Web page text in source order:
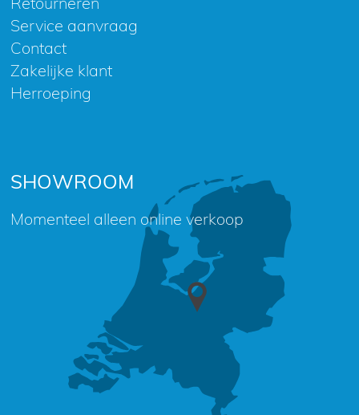
Service aanvraag
Contact
Zakelijke klant
Herroeping
SHOWROOM
Momenteel alleen online verkoop